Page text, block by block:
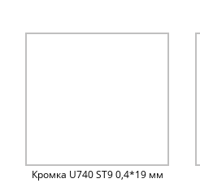
Кромка U740 ST9 0,4*19 мм